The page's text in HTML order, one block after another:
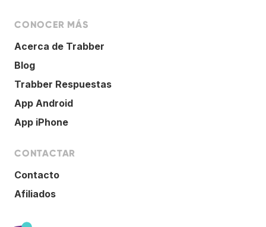
CONOCER MÁS
Acerca de Trabber
Blog
Trabber Respuestas
App Android
App iPhone
CONTACTAR
Contacto
Afiliados